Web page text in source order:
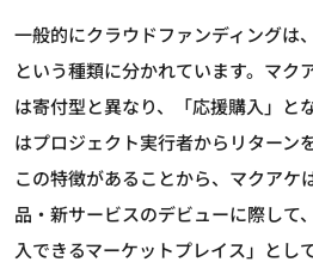
一般的にクラウドファンディングは
という種類に分かれています。マク
は寄付型と異なり、「応援購入」と
はプロジェクト実行者からリターン
この特徴があることから、マクアケ
品・新サービスのデビューに際して
入できるマーケットプレイス」とし